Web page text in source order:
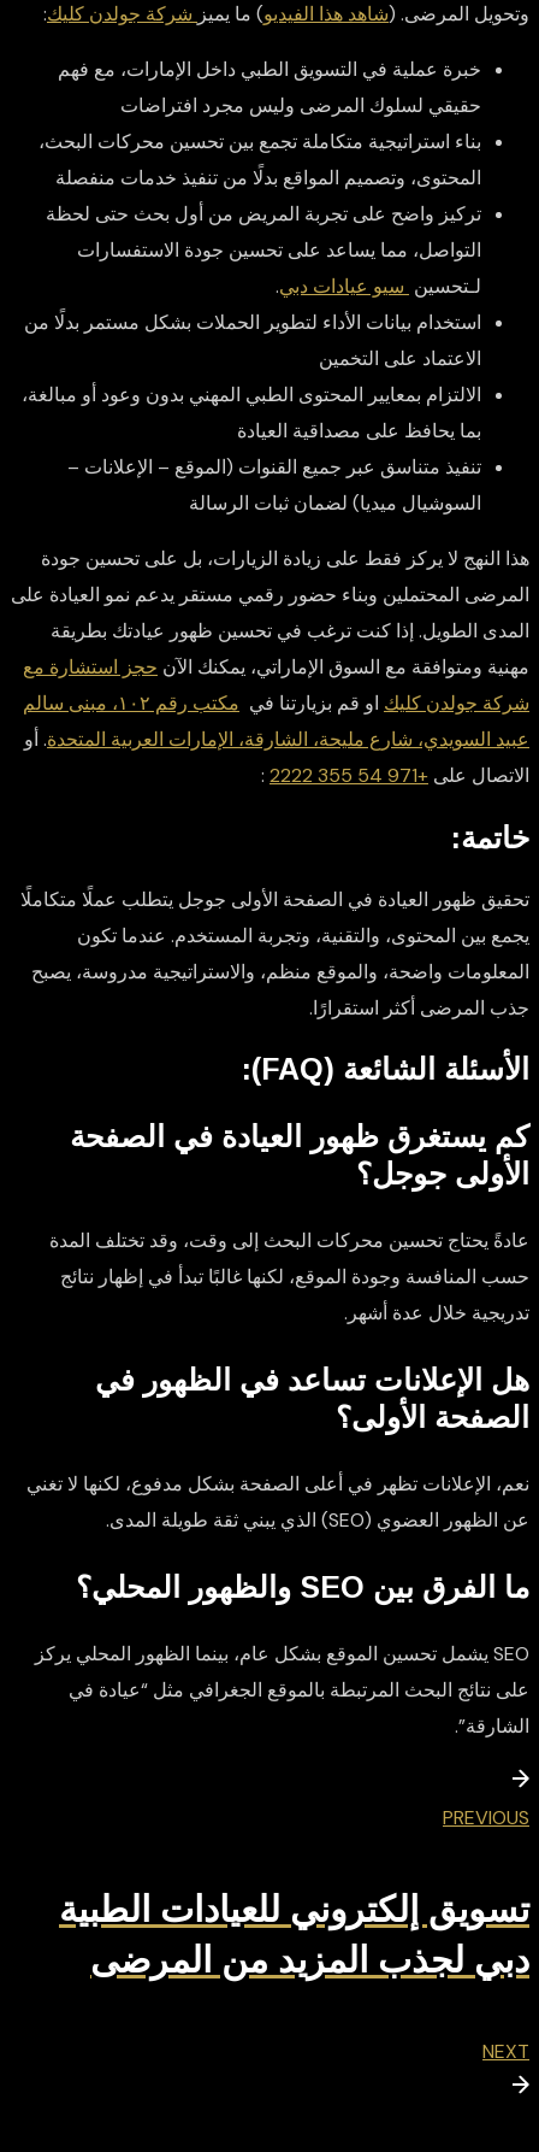
وتحويل المرضى. (شاهد هذا الفيديو) ما يميز شركة جولدن كليك:
خبرة عملية في التسويق الطبي داخل الإمارات، مع فهم
حقيقي لسلوك المرضى وليس مجرد افتراضات
بناء استراتيجية متكاملة تجمع بين تحسين محركات البحث،
المحتوى، وتصميم المواقع بدلًا من تنفيذ خدمات منفصلة
تركيز واضح على تجربة المريض من أول بحث حتى لحظة
التواصل، مما يساعد على تحسين جودة الاستفسارات
لـتحسين سيو عيادات دبي.
استخدام بيانات الأداء لتطوير الحملات بشكل مستمر بدلًا من
الاعتماد على التخمين
الالتزام بمعايير المحتوى الطبي المهني بدون وعود أو مبالغة،
بما يحافظ على مصداقية العيادة
تنفيذ متناسق عبر جميع القنوات (الموقع – الإعلانات –
السوشيال ميديا) لضمان ثبات الرسالة
هذا النهج لا يركز فقط على زيادة الزيارات، بل على تحسين جودة
المرضى المحتملين وبناء حضور رقمي مستقر يدعم نمو العيادة على
المدى الطويل. إذا كنت ترغب في تحسين ظهور عيادتك بطريقة
مهنية ومتوافقة مع السوق الإماراتي، يمكنك الآن حجز استشارة مع
شركة جولدن كليك او قم بزيارتنا في
مكتب رقم ١٠٢، مبنى سالم
عبيد السويدي، شارع مليحة، الشارقة، الإمارات العربية المتحدة. أو
الاتصال على +971 54 355 2222
:
خاتمة:
تحقيق ظهور العيادة في الصفحة الأولى جوجل يتطلب عملًا متكاملًا
يجمع بين المحتوى، والتقنية، وتجربة المستخدم. عندما تكون
المعلومات واضحة، والموقع منظم، والاستراتيجية مدروسة، يصبح
جذب المرضى أكثر استقرارًا.
الأسئلة الشائعة (FAQ):
كم يستغرق ظهور العيادة في الصفحة
الأولى جوجل؟
عادةً يحتاج تحسين محركات البحث إلى وقت، وقد تختلف المدة
حسب المنافسة وجودة الموقع، لكنها غالبًا تبدأ في إظهار نتائج
تدريجية خلال عدة أشهر.
هل الإعلانات تساعد في الظهور في
الصفحة الأولى؟
نعم، الإعلانات تظهر في أعلى الصفحة بشكل مدفوع، لكنها لا تغني
عن الظهور العضوي (SEO) الذي يبني ثقة طويلة المدى.
ما الفرق بين SEO والظهور المحلي؟
SEO يشمل تحسين الموقع بشكل عام، بينما الظهور المحلي يركز
على نتائج البحث المرتبطة بالموقع الجغرافي مثل “عيادة في
الشارقة”.
PREVIOUS
تسويق إلكتروني للعيادات الطبية
دبي لجذب المزيد من المرضى
NEXT